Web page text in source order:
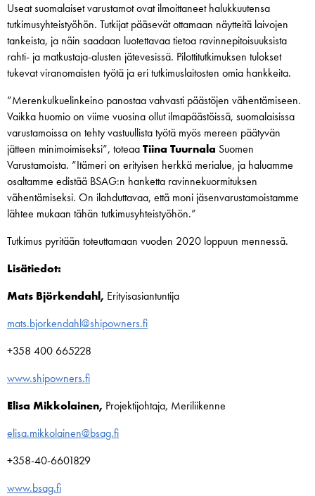
Useat suomalaiset varustamot ovat ilmoittaneet halukkuutensa
tutkimusyhteistyöhön. Tutkijat pääsevät ottamaan näytteitä laivojen
tankeista, ja näin saadaan luotettavaa tietoa ravinnepitoisuuksista
rahti- ja matkustaja-alusten jätevesissä. Pilottitutkimuksen tulokset
tukevat viranomaisten työtä ja eri tutkimuslaitosten omia hankkeita.
”Merenkulkuelinkeino panostaa vahvasti päästöjen vähentämiseen.
Vaikka huomio on viime vuosina ollut ilmapäästöissä, suomalaisissa
varustamoissa on tehty vastuullista työtä myös mereen päätyvän
jätteen minimoimiseksi”, toteaaTiina Tuurnala Suomen
Varustamoista. ”Itämeri on erityisen herkkä merialue, ja haluamme
osaltamme edistää BSAG:n hanketta ravinnekuormituksen
vähentämiseksi. On ilahduttavaa, että moni jäsenvarustamoistamme
lähtee mukaan tähän tutkimusyhteistyöhön.”
Tutkimus pyritään toteuttamaan vuoden 2020 loppuun mennessä.
Lisätiedot:
Mats Björkendahl, Erityisasiantuntija
mats.bjorkendahl@shipowners.fi
+358 400 665228
www.shipowners.fi
Elisa Mikkolainen, Projektijohtaja, Meriliikenne
elisa.mikkolainen@bsag.fi
+358-40-6601829
www.bsag.fi